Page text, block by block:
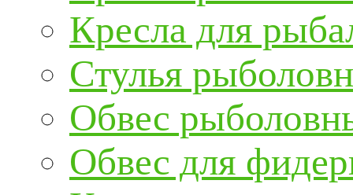
Кресла для
Стулья
Обвес
Обвес для